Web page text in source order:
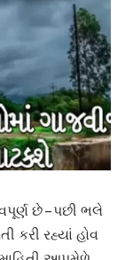
છે – પછી ભલે
કરી રહ્યાં હોવ